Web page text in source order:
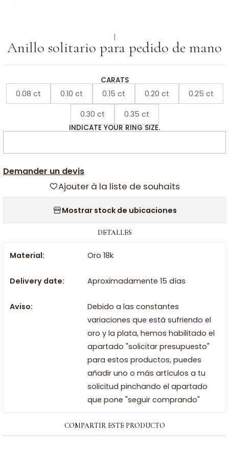
|
Anillo solitario para pedido de mano
CARATS
0.08 ct 0.10 ct 0.15 ct 0.20 ct
0.25 ct
0.30 ct
0.35 ct
INDICATE YOUR RING SIZE.
Demander un devis
Ajouter à la liste de souhaits
Mostrar stock de ubicaciones
DETALLES
Material: Oro 18k
Delivery date: Aproximadamente 15 días
Aviso:
Debido a las constantes
variaciones que está sufriendo el
oro y la plata, hemos habilitado el
apartado "solicitar presupuesto"
para estos productos, puedes
añadir uno o más artículos a tu
solicitud pinchando el apartado
que pone "seguir comprando"
COMPARTIR ESTE PRODUCTO